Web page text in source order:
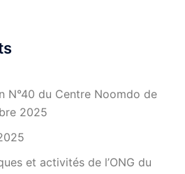
N°40 du Centre Noomdo de
2025
et activités de l’ONG du